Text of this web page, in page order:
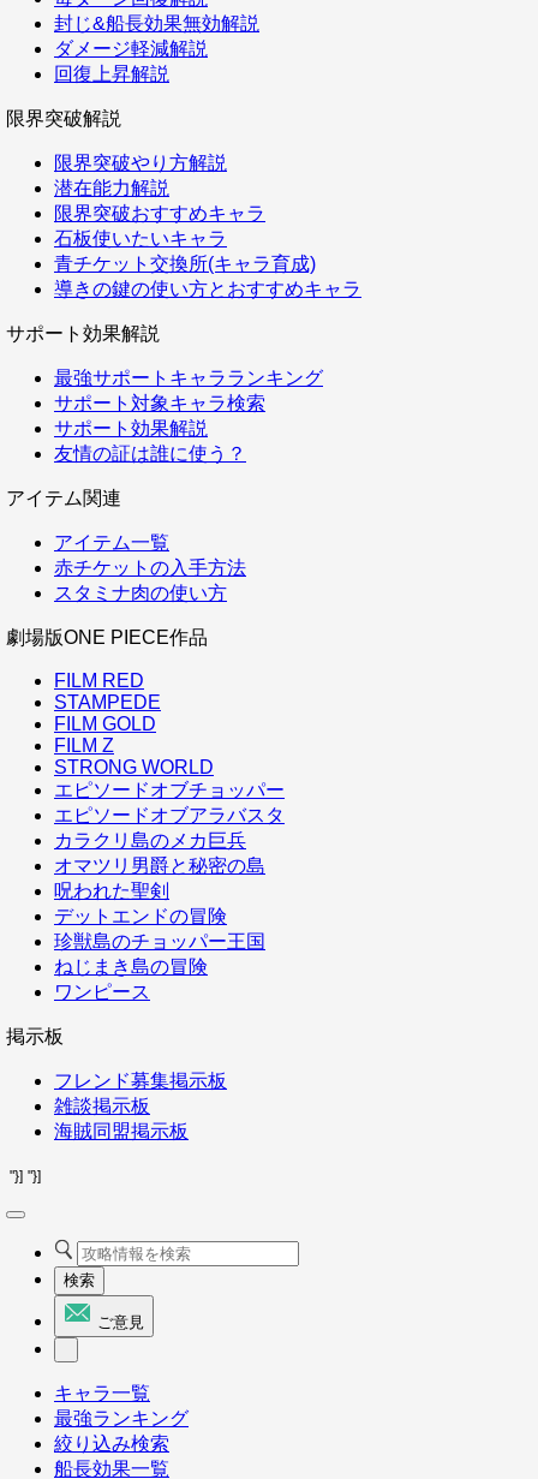
封じ&船長効果無効解説
ダメージ軽減解説
回復上昇解説
限界突破解説
限界突破やり方解説
潜在能力解説
限界突破おすすめキャラ
石板使いたいキャラ
青チケット交換所(キャラ育成)
導きの鍵の使い方とおすすめキャラ
サポート効果解説
最強サポートキャラランキング
サポート対象キャラ検索
サポート効果解説
友情の証は誰に使う？
アイテム関連
アイテム一覧
赤チケットの入手方法
スタミナ肉の使い方
劇場版ONE PIECE作品
FILM RED
STAMPEDE
FILM GOLD
FILM Z
STRONG WORLD
エピソードオブチョッパー
エピソードオブアラバスタ
カラクリ島のメカ巨兵
オマツリ男爵と秘密の島
呪われた聖剣
デットエンドの冒険
珍獣島のチョッパー王国
ねじまき島の冒険
ワンピース
掲示板
フレンド募集掲示板
雑談掲示板
海賊同盟掲示板
"}] "}]
検索
ご意見
キャラ一覧
最強ランキング
絞り込み検索
船長効果一覧